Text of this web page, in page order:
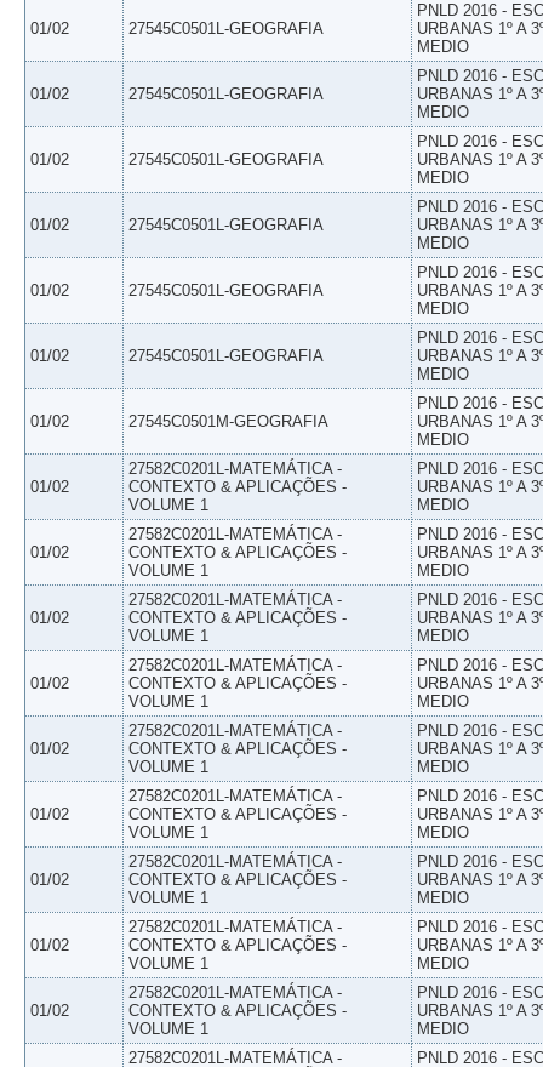
01/02 27545C0501L-GEOGRAFIA
PNLD 2016 -
URBANAS 1º A
MEDIO
01/02 27545C0501L-GEOGRAFIA
PNLD 2016 -
URBANAS 1º A
MEDIO
01/02 27545C0501L-GEOGRAFIA
PNLD 2016 -
URBANAS 1º A
MEDIO
01/02 27545C0501L-GEOGRAFIA
PNLD 2016 -
URBANAS 1º A
MEDIO
01/02 27545C0501L-GEOGRAFIA
PNLD 2016 -
URBANAS 1º A
MEDIO
01/02 27545C0501L-GEOGRAFIA
PNLD 2016 -
URBANAS 1º A
MEDIO
01/02 27545C0501M-GEOGRAFIA
PNLD 2016 -
URBANAS 1º A
MEDIO
01/02
27582C0201L-MATEMÁTICA -
CONTEXTO & APLICAÇÕES -
VOLUME 1
PNLD 2016 -
URBANAS 1º A
MEDIO
01/02
27582C0201L-MATEMÁTICA -
CONTEXTO & APLICAÇÕES -
VOLUME 1
PNLD 2016 -
URBANAS 1º A
MEDIO
01/02
27582C0201L-MATEMÁTICA -
CONTEXTO & APLICAÇÕES -
VOLUME 1
PNLD 2016 -
URBANAS 1º A
MEDIO
01/02
27582C0201L-MATEMÁTICA -
CONTEXTO & APLICAÇÕES -
VOLUME 1
PNLD 2016 -
URBANAS 1º A
MEDIO
01/02
27582C0201L-MATEMÁTICA -
CONTEXTO & APLICAÇÕES -
VOLUME 1
PNLD 2016 -
URBANAS 1º A
MEDIO
01/02
27582C0201L-MATEMÁTICA -
CONTEXTO & APLICAÇÕES -
VOLUME 1
PNLD 2016 -
URBANAS 1º A
MEDIO
01/02
27582C0201L-MATEMÁTICA -
CONTEXTO & APLICAÇÕES -
VOLUME 1
PNLD 2016 -
URBANAS 1º A
MEDIO
01/02
27582C0201L-MATEMÁTICA -
CONTEXTO & APLICAÇÕES -
VOLUME 1
PNLD 2016 -
URBANAS 1º A
MEDIO
01/02
27582C0201L-MATEMÁTICA -
CONTEXTO & APLICAÇÕES -
VOLUME 1
PNLD 2016 -
URBANAS 1º A
MEDIO
27582C0201L-MATEMÁTICA -
PNLD 2016 -